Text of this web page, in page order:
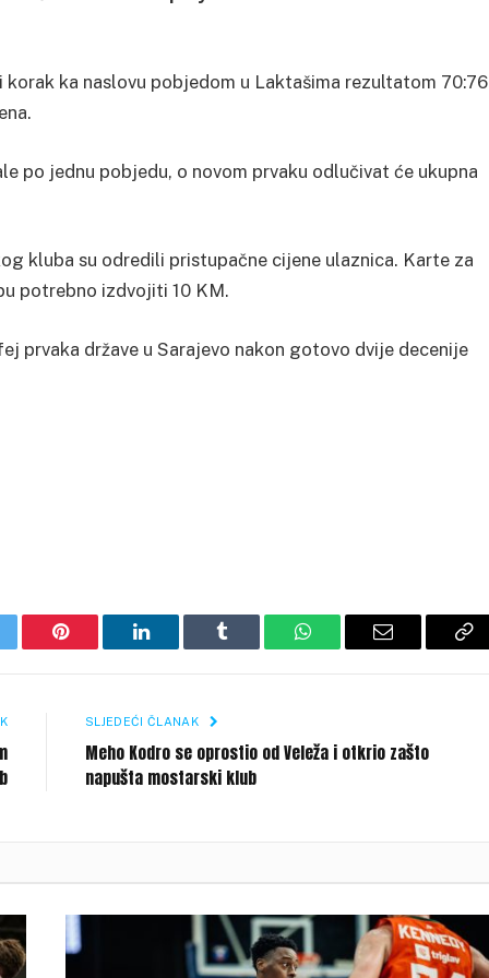
ka naslovu pobjedom u Laktašima rezultatom 70:76
po jednu pobjedu, o novom prvaku odlučivat će ukupna
kluba su odredili pristupačne cijene ulaznica. Karte za
potrebno izdvojiti 10 KM.
prvaka države u Sarajevo nakon gotovo dvije decenije
Pinterest LinkedIn Tumblr WhatsAppEmail
SLJEDEĆI ČLANAK
Meho Kodro se oprostio od Veleža i otkrio zašto
napušta mostarski klub